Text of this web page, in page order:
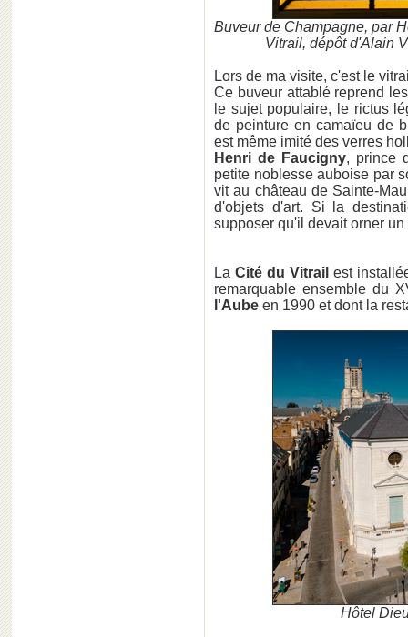
Buveur de Champagne, par
Vitrail, dépôt d'Alain
Lors de ma visite, c'est le
Ce buveur attablé reprend
le sujet populaire, le rictus
de peinture en camaïeu de
est même imité des verres
Henri de Faucigny, prince
petite noblesse auboise par
vit au château de Sainte-
d'objets d'art. Si la
supposer qu'il devait orner
La Cité du Vitrail est
remarquable ensemble du
l'Aube en 1990 et dont la
Hôtel